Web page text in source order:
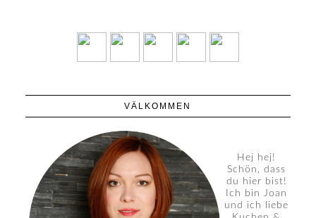
VÄLKOMMEN
Hej hej!
Schön, dass
du hier bist!
Ich bin Joan
und ich liebe